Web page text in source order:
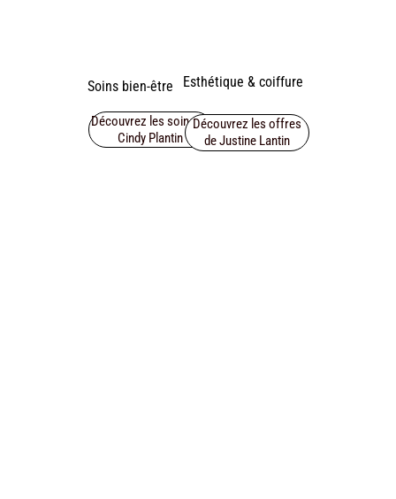
Soins bien-être
Découvrez les soins de
Cindy Plantin
Esthétique & coiffure
Découvrez les offres
de Justine Lantin